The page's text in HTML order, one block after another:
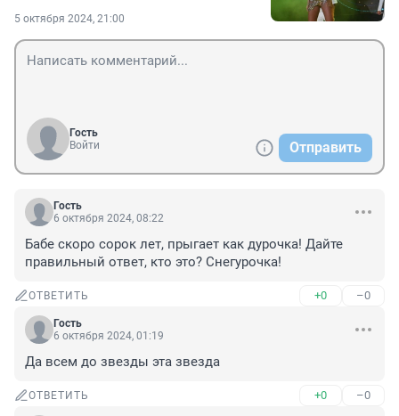
5 октября 2024, 21:00
Гость
Войти
Отправить
Гость
6 октября 2024, 08:22
Бабе скоро сорок лет, прыгает как дурочка! Дайте
правильный ответ, кто это? Снегурочка!
ОТВЕТИТЬ +0 –0
Гость
6 октября 2024, 01:19
Да всем до звезды эта звезда
ОТВЕТИТЬ +0 –0